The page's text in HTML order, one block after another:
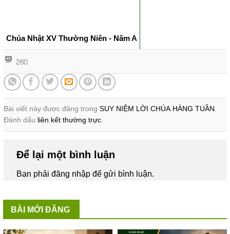
Chúa Nhật XV Thường Niên - Năm A
260
Bài viết này được đăng trong SUY NIỆM LỜI CHÚA HÀNG TUẦN.
Đánh dấu liên kết thường trực.
Để lại một bình luận
Bạn phảiđăng nhậpđể gửi bình luận.
BÀI MỚI ĐĂNG